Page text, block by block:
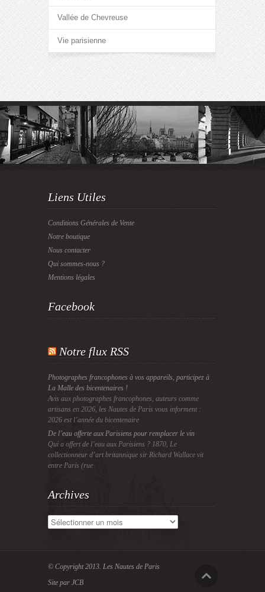
Vallée de Chevreuse
Vie parisienne
Liens Utiles
Conditions Générales de Vente
Notre boutique
Nous contacter
Qui sommes-nous ?
Mentions légales
Facebook
Notre flux RSS
Photographes francophones à vos appareils, participez à
La Malle des bicentenaires !
Avis aux photographes francophones, auteurs comme
artisans en 2026, les Nautes de Paris vous informent :
2026 est l’année du bicentenaire
De l’eau offerte aux Parisiens pour remplacer le vin
Qui a offert de l’eau aux Parisiens ? 1870, Le
collectionneur d’art britannique sir Richard Wallace vit
entre Paris (rue
Archives
Archives
© Copyright 2013. Les Nautes de Paris
Site par JCB